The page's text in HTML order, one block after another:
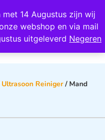
14 Augustus zijn wij
webshop en via mail
uitgeleverd Negeren
op Google
Ultrasoon Reiniger/ Mand